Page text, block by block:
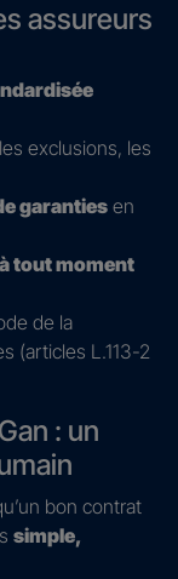
assureurs
exclusions, les
garantiesen
tout moment
de la
(articles L.113-2
: un
bon contrat
simple,